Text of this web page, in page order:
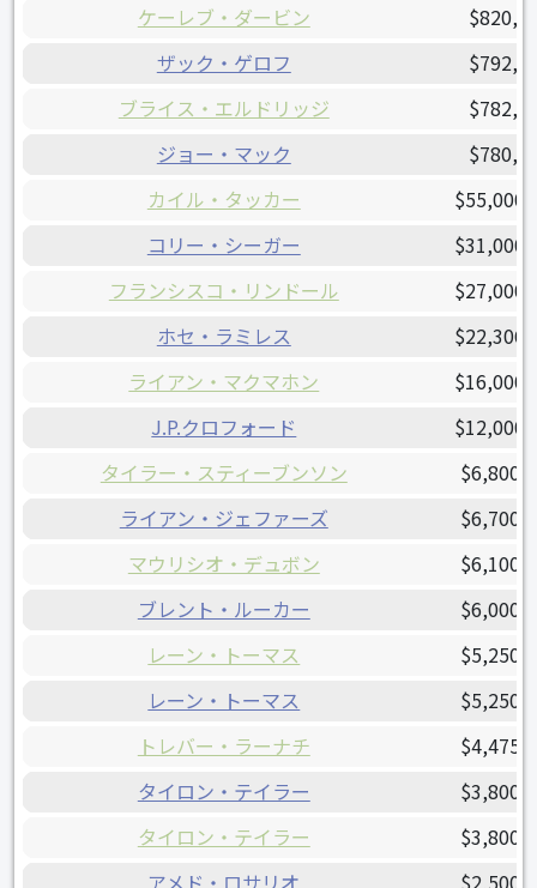
ケーレブ・ダービン
ザック・ゲロフ
ブライス・エルドリッジ
ジョー・マック
カイル・タッカー
コリー・シーガー
フランシスコ・リンドール
ホセ・ラミレス
ライアン・マクマホン
J.P.クロフォード
タイラー・スティーブンソン
ライアン・ジェファーズ
マウリシオ・デュボン
ブレント・ルーカー
レーン・トーマス
レーン・トーマス
トレバー・ラーナチ
タイロン・テイラー
タイロン・テイラー
アメド・ロサリオ